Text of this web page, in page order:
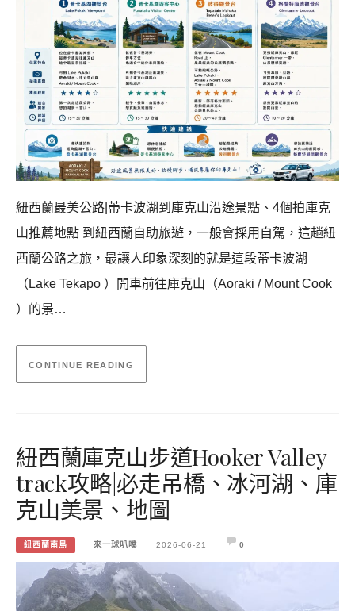
紐西蘭最美公路|蒂卡波湖到庫克山沿途景點、4個拍庫克
山推薦地點 到紐西蘭自助旅遊，一般會採用自駕，這趟紐
西蘭公路之旅，最讓人印象深刻的就是這段蒂卡波湖
（Lake Tekapo ）開車前往庫克山（Aoraki / Mount Cook
）的景…
CONTINUE READING
紐西蘭庫克山步道Hooker Valley
track攻略|必走吊橋、冰河湖、庫
克山美景、地圖
紐西蘭南島 來一球叭噗 2026-06-21 0